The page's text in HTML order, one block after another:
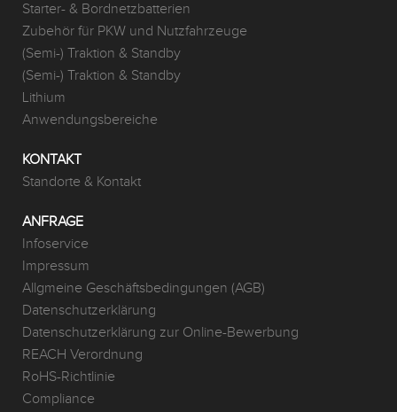
Starter- & Bordnetzbatterien
Zubehör für PKW und Nutzfahrzeuge
(Semi-) Traktion & Standby
(Semi-) Traktion & Standby
Lithium
Anwendungsbereiche
KONTAKT
Standorte & Kontakt
ANFRAGE
Infoservice
Impressum
Allgmeine Geschäftsbedingungen (AGB)
Datenschutzerklärung
Datenschutzerklärung zur Online-Bewerbung
REACH Verordnung
RoHS-Richtlinie
Compliance